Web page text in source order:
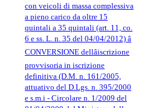
con veicoli di massa complessiva
a pieno carico da oltre 15
quintali a 35 quintali (art. 11, co.
6 e ss. L. n. 35 del 04/04/2012) â
CONVERSIONE dellâiscrizione
provvisoria in iscrizione
definitiva (D.M. n. 161/2005,
attuativo del D.Lgs. n. 395/2000
e s.m.i - Circolare n. 1/2009 del